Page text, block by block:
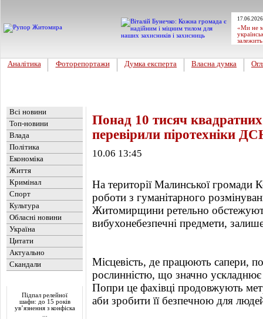
«Ми не
Аналітика Фоторепортажи Думка експерта Власна думка
Всі новини
Топ-новини
Влада
Політика
Економіка
Життя
Кримінал
Спорт
Культура
Обласні новини
Україна
Цитати
Актуально
Скандали
Підпал релейної
шафи: до 15 років
ув’язнення з конфіска
Понад 10 тисяч квадратних
перевірили піротехніки
10.06 13:45
На території Малинської громади
роботи з гуманітарного
Житомирщини ретельно
вибухонебезпечні предмети,
Місцевість, де працюють сапери,
рослинністю, що значно
Попри це фахівці продовжують
аби зробити її безпечною для